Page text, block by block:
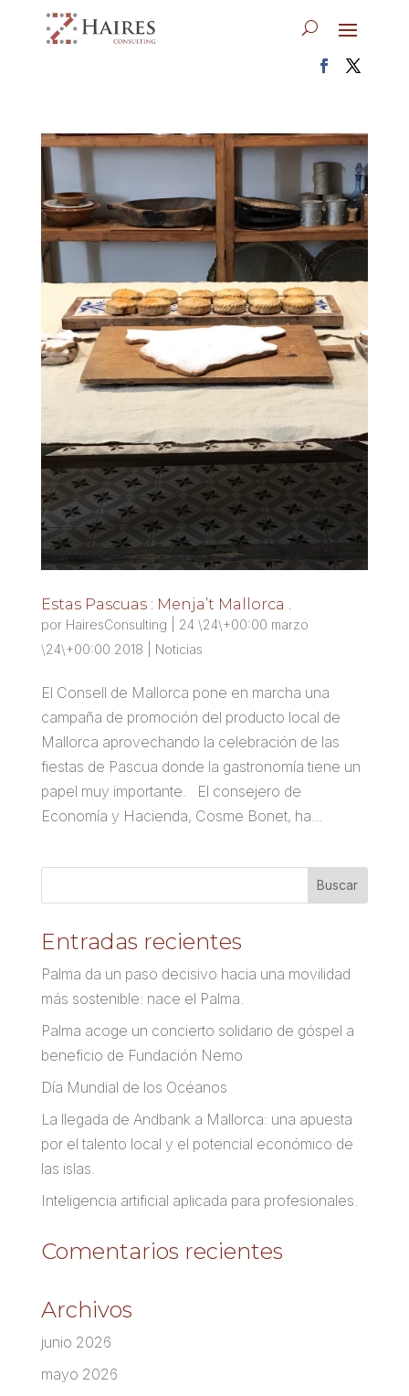
Estas Pascuas : Menja’t Mallorca .
por HairesConsulting
24 \24\+00:00 marzo
\24\+00:00 2018
Noticias
El Consell de Mallorca pone en marcha una
campaña de promoción del producto local de
Mallorca aprovechando la celebración de las
fiestas de Pascua donde la gastronomía tiene un
papel muy importante. El consejero de
Economía y Hacienda, Cosme Bonet, ha...
Entradas recientes
Palma da un paso decisivo hacia una movilidad
más sostenible: nace el Palma.
Palma acoge un concierto solidario de góspel a
beneficio de Fundación Nemo
Día Mundial de los Océanos
La llegada de Andbank a Mallorca: una apuesta
por el talento local y el potencial económico de
las islas.
Inteligencia artificial aplicada para profesionales.
Comentarios recientes
Archivos
junio 2026
mayo 2026